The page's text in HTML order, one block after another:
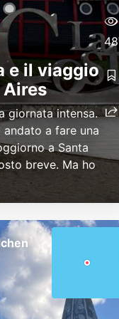
e il viaggio
Aires
giornata intensa.
a fare una
a Santa
breve. Ma ho
48